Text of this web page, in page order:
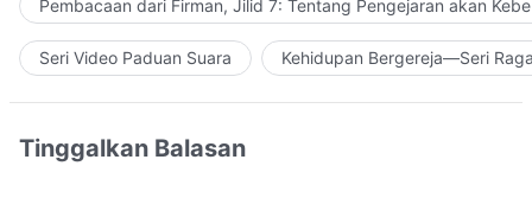
Pembacaan dari Firman, Jilid 7: Tentang Pengejaran akan
Seri Video Paduan Suara Kehidupan Bergereja—Seri
Tinggalkan Balasan